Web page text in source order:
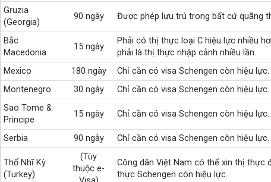
Gruzia
(Georgia)
90 ngày Được phép lưu trú trong bất cứ quãng
Bắc
Macedonia
15 ngày
Phải có thị thực loại C hiệu lực nhiều
phải là thị thực nhập cảnh nhiều lần.
Mexico
180 ngày
Chỉ cần có visa Schengen còn hiệu lực.
Montenegro
30 ngày
Chỉ cần có visa Schengen còn hiệu lực.
Sao Tome &
Principe
15 ngày Chỉ cần có visa Schengen còn hiệu lực.
Serbia 90 ngày Chỉ cần có visa Schengen còn hiệu lực.
Thổ Nhĩ Kỳ
(Turkey)
(Tùy
thuộc e-
Công dân Việt Nam có thể xin thị thực
thực Schengen còn hiệu lực.